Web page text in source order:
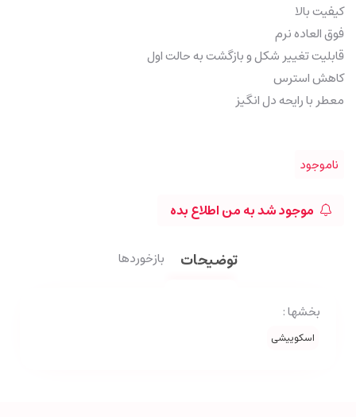
کیفیت بالا
فوق العاده نرم
قابلیت تغییر شکل و بازگشت به حالت اول
کاهش استرس
معطر با رایحه دل انگیز
ناموجود
موجود شد به من اطلاع بده
توضیحات بازخوردها
بخشها :
اسکوییشی